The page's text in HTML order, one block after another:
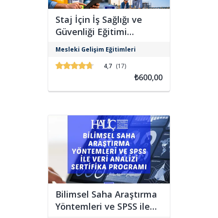
Staj İçin İş Sağlığı ve
Güvenliği Eğitimi
Sertifika Programı
Gazete’de yayımlanarak yürürlüğe
giren “Çalışanların İş Sağlığı ve
Güvenliği Eğitimlerinin Usul ve Esasları
Hakkında Yönetmelik”in 5'inci
çalışanların iş sağlığı ve güvenliği
Mesleki Gelişim Eğitimleri
4,7 (17)
₺600,00
Bilimsel Saha Araştırma
Yöntemleri ve SPSS ile